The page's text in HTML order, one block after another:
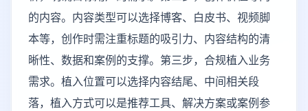
的内容。内容类型可以选择博客、白皮书、视频脚
本等，创作时需注重标题的吸引力、内容结构的清
晰性、数据和案例的支撑。第三步，合规植入业务
需求。植入位置可以选择内容结尾、中间相关段
落，植入方式可以是推荐工具、解决方案或案例参